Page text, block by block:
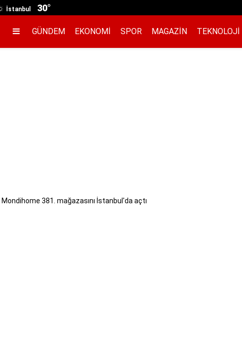
İstanbul 30°
GÜNDEM EKONOMI SPOR MAGAZIN TEKNOLOJI
Mondihome 381. mağazasını İstanbul'da açtı